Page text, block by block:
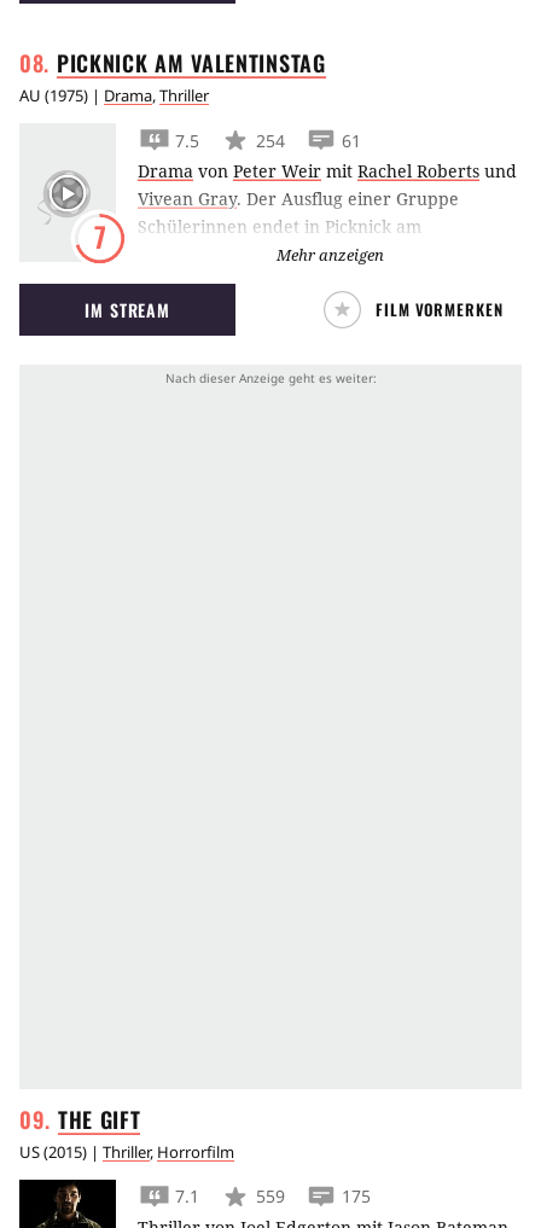
PICKNICK AMVALENTINSTAG
AU (1975) | Drama,Thriller
7
7.5 254
61
Drama von Peter Weir mit Rachel Roberts und
Vivean Gray. Der Ausflug einer Gruppe
Schülerinnen endet in Picknick am
Valentinstag von Peter Weir in mysteriösen
Umständen, als plötzlich einige der Mädchen
verschwinden.
Mehr anzeigen
IM STREAM FILM VORMERKEN
THE GIFT
US(2015) | Thriller, Horrorfilm
7.1 559
175